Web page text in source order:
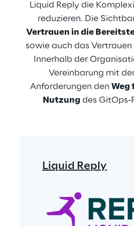
Liquid Reply die
reduzieren. Die
Vertrauen in die
sowie auch das Vertrauen
Innerhalb der
Vereinbarung mit
Anforderungen den Weg
Nutzung des GitOps-
Liquid Reply